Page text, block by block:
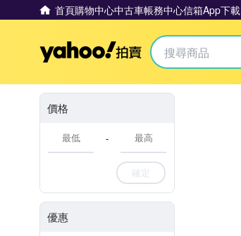
首頁購物中心中古車帳務中心信箱App下載
Yahoo拍賣
價格
-
確定
優惠